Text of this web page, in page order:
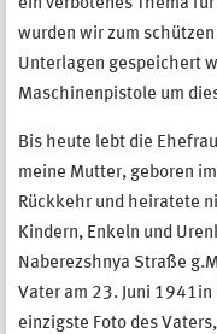
ein verbotenes Thema
wurden wir zum
Unterlagen gespeichert
Maschinenpistole um
Bis heute lebt die
meine Mutter, geboren
Rückkehr und heiratete
Kindern, Enkeln und
Naberezshnya Straße
Vater am 23. Juni
einzigste Foto des